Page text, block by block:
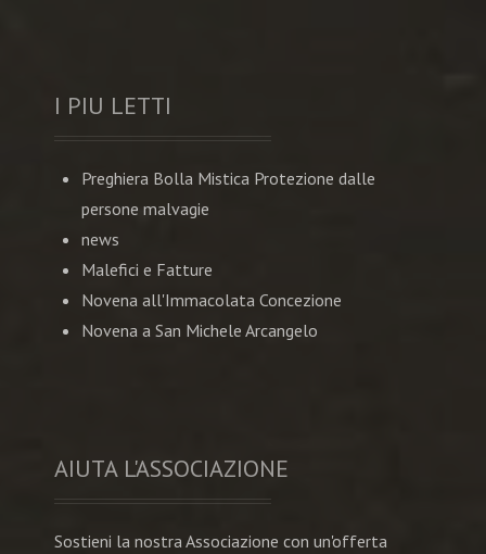
I PIU LETTI
Preghiera Bolla Mistica Protezione dalle
persone malvagie
news
Malefici e Fatture
Novena all'Immacolata Concezione
Novena a San Michele Arcangelo
AIUTA L'ASSOCIAZIONE
Sostieni la nostra Associazione con un'offerta